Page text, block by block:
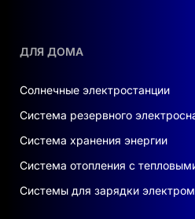
ДЛЯ ДОМА
Солнечные электростанции
Система резервного
Система хранения энергии
Система отопления с
Системы для зарядки